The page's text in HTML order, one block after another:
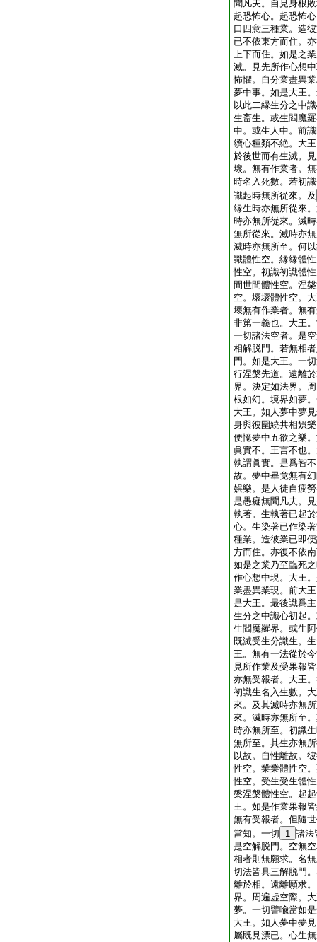
聞凡夫。自見身根
起恐怖心。起恐怖
口四意三種業。造
已不依東方而住。
上下而住。如是之
滅。見先所作心想
怖懼。自分業盡異
夢中事。如是大王
以此二縁生分之中
生畜生。或生閻魔
中。或生人中。前
續心種類不絶。大
於後世而有生滅。
壞。無有作業者。
時名入死數。若初
識起時無所從來。及
縁生時亦無所從來
時亦無所從來。滅
無所從來。滅時亦
滅時亦無所至。何
識體性空。縁縁體
性空。初識初識體
間世間體性空。涅
空。壞壞體性空。
壞無有作業者。無
非第一義也。大王
一切諸法空者。是
相解脱門。若無相
門。如是大王。一
行涅槃先道。遠離
界。決定如法界。
根如幻。境界如夢
大王。如人夢中夢
身與彼圍繞共相娯
便憶夢中五欲之樂
眞實不。王言不也
執謂眞實。是爲智
故。夢中畢竟無有
娯樂。是人徒自疲
是愚癡無聞凡夫。
執著。生執著已起
心。生染著已作染
種業。造彼業已即
方而住。亦復不依
如是之業乃至臨死
作心想中現。大王
業盡異業現。前大
是大王。最後識爲
生分之中識心初起
生閻魔羅界。或生
既滅受生分識生。
王。無有一法從於
見所作業及受果報
亦無受報者。大王
初識生名入生數。
來。及其滅時亦無
來。滅時亦無所至
時亦無所至。初識
無所至。其生亦無
以故。自性離故。
性空。業業體性空
性空。受生受生體
槃涅槃體性空。起
王。如是作業果報
無有受報者。但隨
當知。一切
1 諸法
是空解脱門。空無
相者則無願求。名
切法皆具三解脱門
離於相。遠離願求
界。周遍虚空際。
夢。一切譬喩當如
大王。如人夢中夢
屬既見漂已。心生